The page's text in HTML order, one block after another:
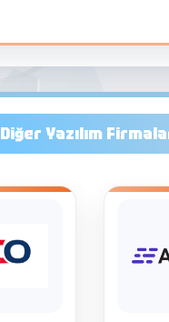
Diğer Yazılım